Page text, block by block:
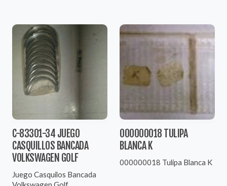
C-83301-34 JUEGO
CASQUILLOS BANCADA
VOLKSWAGEN GOLF
Juego Casquilos Bancada
000000018 TULIPA
BLANCA K
000000018 Tulipa Blanca K